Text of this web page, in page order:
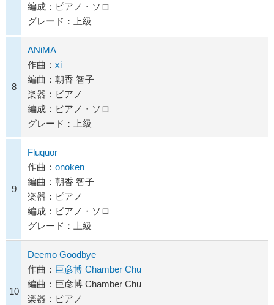
編成：ピアノ・ソロ
グレード：上級
8
ANiMA
作曲： xi
編曲：朝香 智子
楽器：ピアノ
編成：ピアノ・ソロ
グレード：上級
9
Fluquor
作曲： onoken
編曲：朝香 智子
楽器：ピアノ
編成：ピアノ・ソロ
グレード：上級
10
Deemo Goodbye
作曲： 巨彦博 Chamber Chu
編曲：巨彦博 Chamber Chu
楽器：ピアノ